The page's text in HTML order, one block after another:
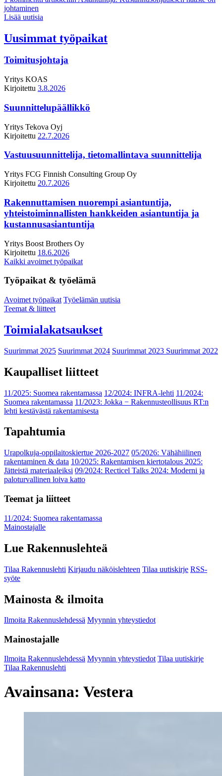
johtaminen
Lisää uutisia
Uusimmat työpaikat
Toimitusjohtaja
Yritys KOAS
Kirjoitettu 3.8.2026
Suunnittelupäällikkö
Yritys Tekova Oyj
Kirjoitettu 22.7.2026
Vastuusuunnittelija, tietomallintava suunnittelija
Yritys FCG Finnish Consulting Group Oy
Kirjoitettu 20.7.2026
Rakennuttamisen nuorempi asiantuntija,
yhteistoiminnallisten hankkeiden asiantuntija ja
kustannusasiantuntija
Yritys Boost Brothers Oy
Kirjoitettu 18.6.2026
Kaikki avoimet työpaikat
Työpaikat & työelämä
Avoimet työpaikat Työelämän uutisia
Teemat & liitteet
Toimialakatsaukset
Suurimmat 2025 Suurimmat 2024 Suurimmat 2023 Suurimmat 2022
Kaupalliset liitteet
11/2025: Suomea rakentamassa 12/2024: INFRA-lehti 11/2024:
Suomea rakentamassa 11/2023: Jokka − Rakennusteollisuus RT:n
lehti kestävästä rakentamisesta
Tapahtumia
Urapolkuja-oppilaitoskiertue 2026-2027 05/2026: Vähähiilinen
rakentaminen & data 10/2025: Rakentamisen kiertotalous 2025:
Jätteistä materiaaleiksi 09/2024: Recticel Talks 2024: Moderni ja
paloturvallinen loiva katto
Teemat ja liitteet
11/2024: Suomea rakentamassa
Mainostajalle
Lue Rakennuslehteä
Tilaa Rakennuslehti Kirjaudu näköislehteen Tilaa uutiskirje RSS-
syöte
Mainosta & ilmoita
Ilmoita Rakennuslehdessä Myynnin yhteystiedot
Mainostajalle
Ilmoita Rakennuslehdessä Myynnin yhteystiedot Tilaa uutiskirje
Tilaa Rakennuslehti
Avainsana: Vestera